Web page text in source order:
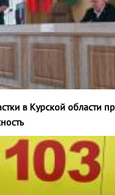
в Курской области